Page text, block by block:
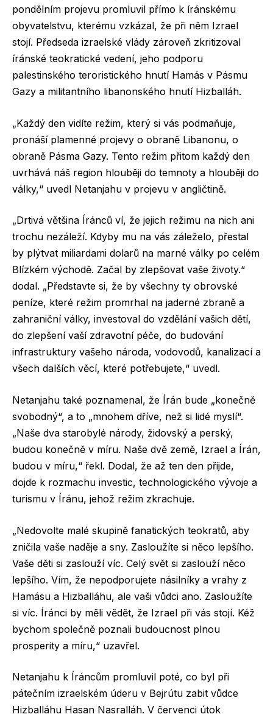
pondělním projevu promluvil přímo k íránskému
obyvatelstvu, kterému vzkázal, že při něm Izrael
stojí. Předseda izraelské vlády zároveň zkritizoval
íránské teokratické vedení, jeho podporu
palestinského teroristického hnutí Hamás v Pásmu
Gazy a militantního libanonského hnutí Hizballáh.
„Každý den vidíte režim, který si vás podmaňuje,
pronáší plamenné projevy o obraně Libanonu, o
obraně Pásma Gazy. Tento režim přitom každý den
uvrhává náš region hlouběji do temnoty a hlouběji do
války,“ uvedl Netanjahu v projevu v angličtině.
„Drtivá většina Íránců ví, že jejich režimu na nich ani
trochu nezáleží. Kdyby mu na vás záleželo, přestal
by plýtvat miliardami dolarů na marné války po celém
Blízkém východě. Začal by zlepšovat vaše životy.“
dodal. „Představte si, že by všechny ty obrovské
peníze, které režim promrhal na jaderné zbraně a
zahraniční války, investoval do vzdělání vašich dětí,
do zlepšení vaší zdravotní péče, do budování
infrastruktury vašeho národa, vodovodů, kanalizací a
všech dalších věcí, které potřebujete,“ uvedl.
Netanjahu také poznamenal, že Írán bude „konečně
svobodný“, a to „mnohem dříve, než si lidé myslí“.
„Naše dva starobylé národy, židovský a perský,
budou konečně v míru. Naše dvě země, Izrael a Írán,
budou v míru,“ řekl. Dodal, že až ten den přijde,
dojde k rozmachu investic, technologického vývoje a
turismu v Íránu, jehož režim zkrachuje.
„Nedovolte malé skupině fanatických teokratů, aby
zničila vaše naděje a sny. Zasloužíte si něco lepšího.
Vaše děti si zaslouží víc. Celý svět si zaslouží něco
lepšího. Vím, že nepodporujete násilníky a vrahy z
Hamásu a Hizballáhu, ale vaši vůdci ano. Zasloužíte
si víc. Íránci by měli vědět, že Izrael při vás stojí. Kéž
bychom společně poznali budoucnost plnou
prosperity a míru,“ uzavřel.
Netanjahu k Íráncům promluvil poté, co byl při
pátečním izraelském úderu v Bejrútu zabit vůdce
Hizballáhu Hasan Nasralláh. V červenci útok